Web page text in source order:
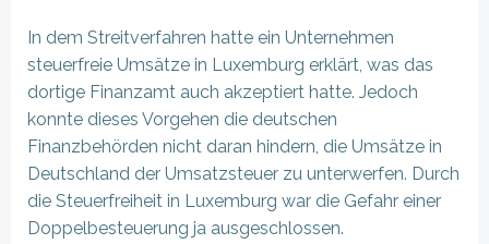
In dem Streitverfahren hatte ein Unternehmen
steuerfreie Umsätze in Luxemburg erklärt, was das
dortige Finanzamt auch akzeptiert hatte. Jedoch
konnte dieses Vorgehen die deutschen
Finanzbehörden nicht daran hindern, die Umsätze in
Deutschland der Umsatzsteuer zu unterwerfen. Durch
die Steuerfreiheit in Luxemburg war die Gefahr einer
Doppelbesteuerung ja ausgeschlossen.